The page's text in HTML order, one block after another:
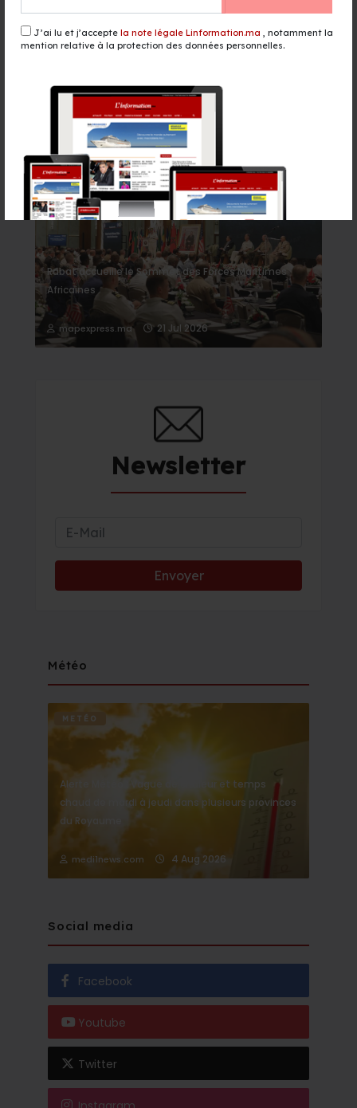
J’ai lu et j’accepte la note légale Linformation.ma , notamment la
mention relative à la protection des données personnelles.
156 lignes et 5,3 millions de sièges :
Ryanair accélère son
développement au Maroc
Événement
Rabat accueille le Sommet des Forces Maritimes
Africaines
mapexpress.ma 21 Jul 2026
Newsletter
Météo
METÉO
Alerte Météo : Vague de chaleur et temps
chaud de mardi à jeudi dans plusieurs provinces
du Royaume
medi1news.com 4 Aug 2026
Social media
Facebook
Youtube
Twitter